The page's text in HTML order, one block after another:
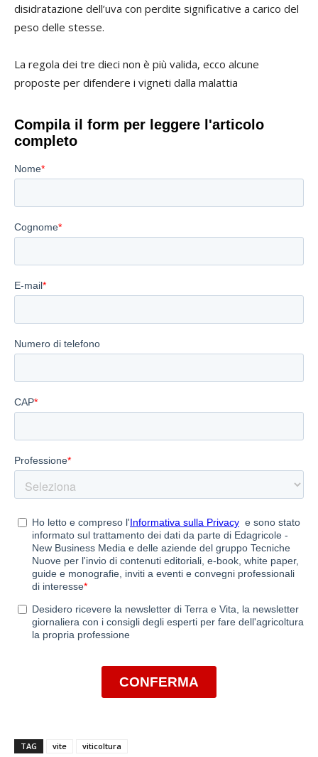
disidratazione dell’uva con perdite significative a carico del
peso delle stesse.
La regola dei tre dieci non è più valida, ecco alcune
proposte per difendere i vigneti dalla malattia
TAG vite viticoltura